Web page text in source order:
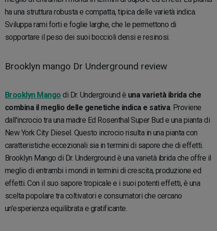
ha una struttura robusta e compatta, tipica delle varietà indica.
Sviluppa rami forti e foglie larghe, che le permettono di
sopportare il peso dei suoi boccioli densi e resinosi.
Brooklyn mango Dr Underground review
Brooklyn Mango di Dr. Underground è una varietà ibrida che
combina il meglio delle genetiche indica e sativa. Proviene
dall'incrocio tra una madre Ed Rosenthal Super Bud e una pianta di
New York City Diesel. Questo incrocio risulta in una pianta con
caratteristiche eccezionali sia in termini di sapore che di effetti.
Brooklyn Mango di Dr. Underground è una varietà ibrida che offre il
meglio di entrambi i mondi in termini di crescita, produzione ed
effetti. Con il suo sapore tropicale e i suoi potenti effetti, è una
scelta popolare tra coltivatori e consumatori che cercano
un'esperienza equilibrata e gratificante.